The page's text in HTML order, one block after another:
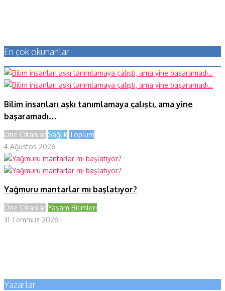
En çok okunanlar
Bilim insanları aşkı tanımlamaya çalıştı, ama yine
başaramadı…
Öne Çıkanlar Sağlık Toplum
4 Ağustos 2026
Yağmuru mantarlar mı başlatıyor?
Öne Çıkanlar Yaşam Bilimleri
31 Temmuz 2026
Yazarlar